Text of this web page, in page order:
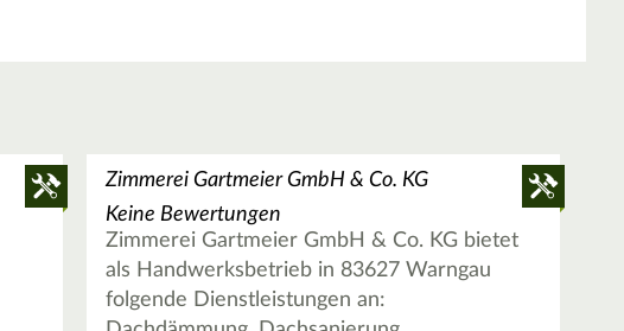
Zimmerei Gartmeier GmbH & Co. KG
Keine Bewertungen
Zimmerei Gartmeier GmbH & Co. KG bietet
als Handwerksbetrieb in 83627 Warngau
folgende Dienstleistungen an: